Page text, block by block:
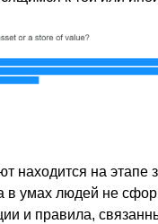
находится на этапе
в умах людей не
и правила,